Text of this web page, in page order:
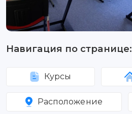
Навигация по странице:
Курсы
Расположение